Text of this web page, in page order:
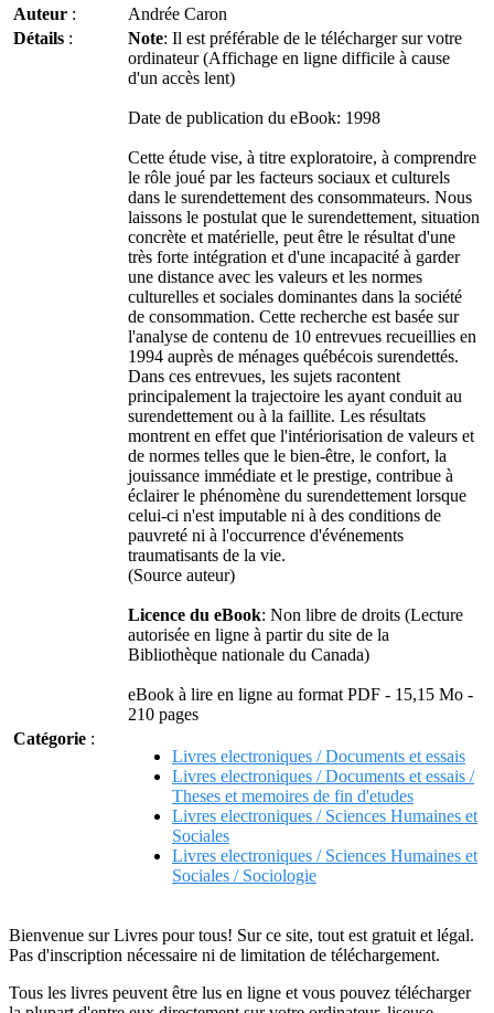
Auteur :
Andrée Caron
Détails : Note: Il est préférable de le télécharger sur votre
ordinateur (Affichage en ligne difficile à cause
d'un accès lent)
Date de publication du eBook: 1998
Cette étude vise, à titre exploratoire, à comprendre
le rôle joué par les facteurs sociaux et culturels
dans le surendettement des consommateurs. Nous
laissons le postulat que le surendettement, situation
concrète et matérielle, peut être le résultat d'une
très forte intégration et d'une incapacité à garder
une distance avec les valeurs et les normes
culturelles et sociales dominantes dans la société
de consommation. Cette recherche est basée sur
l'analyse de contenu de 10 entrevues recueillies en
1994 auprès de ménages québécois surendettés.
Dans ces entrevues, les sujets racontent
principalement la trajectoire les ayant conduit au
surendettement ou à la faillite. Les résultats
montrent en effet que l'intériorisation de valeurs et
de normes telles que le bien-être, le confort, la
jouissance immédiate et le prestige, contribue à
éclairer le phénomène du surendettement lorsque
celui-ci n'est imputable ni à des conditions de
pauvreté ni à l'occurrence d'événements
traumatisants de la vie.
(Source auteur)
Licence du eBook: Non libre de droits (Lecture
autorisée en ligne à partir du site de la
Bibliothèque nationale du Canada)
eBook à lire en ligne au format PDF - 15,15 Mo -
210 pages
Catégorie :
Livres electroniques / Documents et essais
Livres electroniques / Documents et essais /
Theses et memoires de fin d'etudes
Livres electroniques / Sciences Humaines et
Sociales
Livres electroniques / Sciences Humaines et
Sociales / Sociologie
Bienvenue sur Livres pour tous! Sur ce site, tout est gratuit et légal.
Pas d'inscription nécessaire ni de limitation de téléchargement.
Tous les livres peuvent être lus en ligne et vous pouvez télécharger